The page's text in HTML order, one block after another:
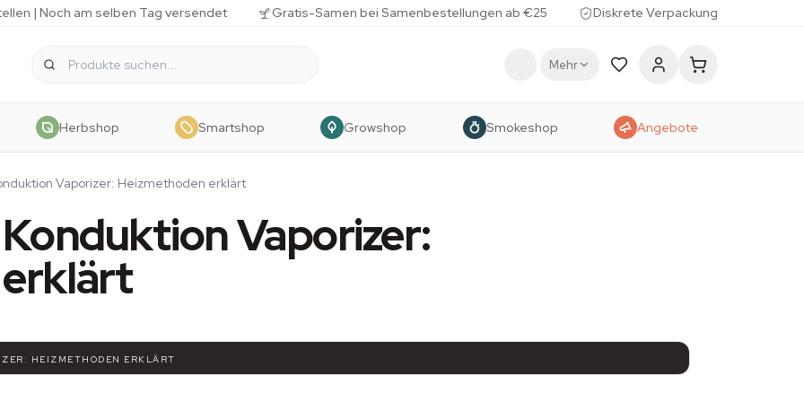
| Noch am selben Tag versendet Gratis-Samen bei Samenbestellungen ab €25 Diskrete Verpackung
Mehr
Herbshop Smartshop Growshop Smokeshop Angebote
Vaporizer: Heizmethoden erklärt
Vaporizer:
HEIZMETHODEN ERKLÄRT